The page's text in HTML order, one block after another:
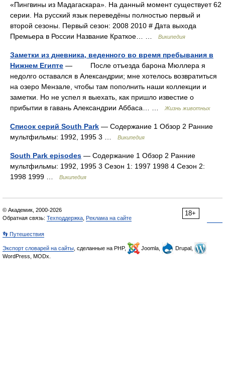
«Пингвины из Мадагаскара». На данный момент существует 62
серии. На русский язык переведёны полностью первый и
второй сезоны. Первый сезон: 2008 2010 # Дата выхода
Премьера в России Название Краткое… …
Википедия
Заметки из дневника, веденного во время пребывания в
Нижнем Египте — После отъезда барона Мюллера я
недолго оставался в Александрии; мне хотелось возвратиться
на озеро Мензале, чтобы там пополнить наши коллекции и
заметки. Но не успел я выехать, как пришло известие о
прибытии в гавань Александрии Аббаса… …
Жизнь животных
Список серий South Park — Содержание 1 Обзор 2 Ранние
мультфильмы: 1992, 1995 3 …
Википедия
South Park episodes — Содержание 1 Обзор 2 Ранние
мультфильмы: 1992, 1995 3 Сезон 1: 1997 1998 4 Сезон 2:
1998 1999 …
Википедия
18+
© Академик, 2000-2026
Обратная связь: Техподдержка Реклама на сайте
👣 Путешествия
Экспорт словарей на сайты , сделанные на PHP, Joomla,
Drupal,
WordPress, MODx.